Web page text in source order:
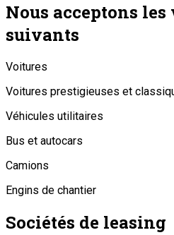
Nous acceptons
suivants
Voitures
Voitures prestigieuses et
Véhicules utilitaires
Bus et autocars
Camions
Engins de chantier
Sociétés de leasing